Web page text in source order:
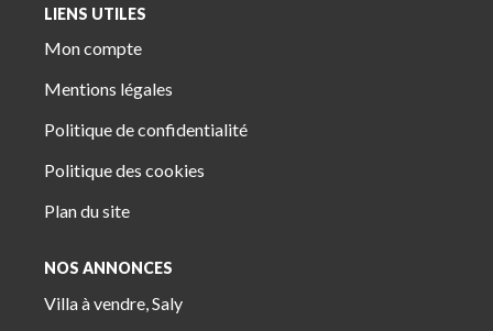
LIENS UTILES
Mon compte
Mentions légales
Politique de confidentialité
Politique des cookies
Plan du site
NOS ANNONCES
Villa à vendre, Saly